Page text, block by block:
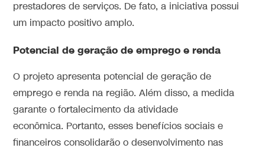
prestadores de serviços. De fato, a iniciativa possui
um impacto positivo amplo.
Potencial de geração de emprego e renda
O projeto apresenta potencial de geração de
emprego e renda na região. Além disso, a medida
garante o fortalecimento da atividade
econômica. Portanto, esses benefícios sociais e
financeiros consolidarão o desenvolvimento nas